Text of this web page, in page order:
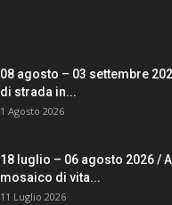
08 agosto – 03 settembre
di strada in...
1 Agosto 2026
18 luglio – 06 agosto 2026 /
mosaico di vita...
11 Luglio 2026